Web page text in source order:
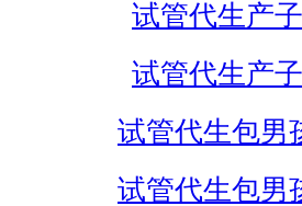
试管代生产
试管代生产
试管代生包男
试管代生包男